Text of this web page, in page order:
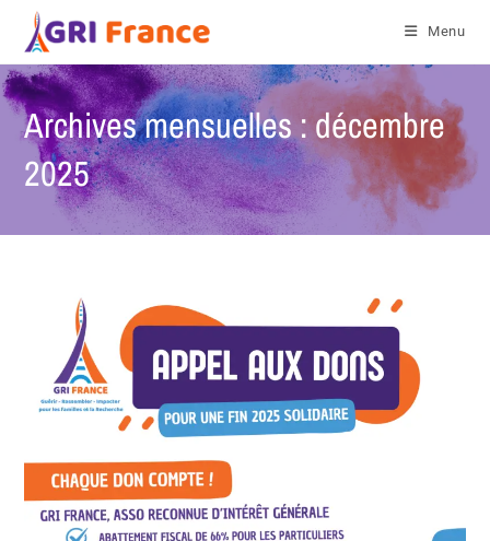
Menu
Archives mensuelles : décembre
2025